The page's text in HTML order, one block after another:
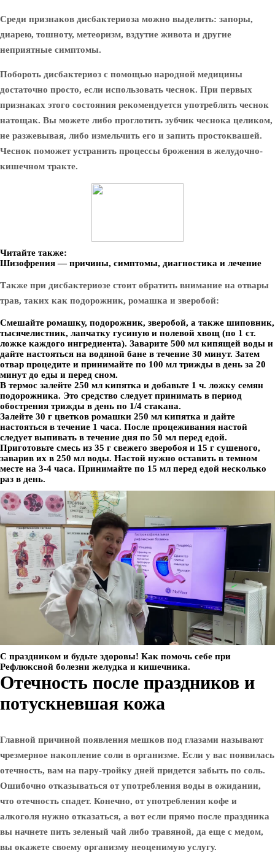
Среди признаков дисбактериоза можно выделить: запоры,
диарею, тошноту, метеоризм, вздутие живота и другие
неприятные симптомы.
Побороть дисбактериоз с помощью народной медицины
достаточно просто, если использовать чеснок. При первых
признаках этого состояния рекомендуется употреблять чеснок
натощак. Вы можете либо проглотить зубчик чеснока целиком,
не разжевывая, либо измельчить его и запить простоквашей.
Чеснок поможет устранить процессы брожения в желудочно-
кишечном тракте.
Читайте также:
Шизофрения — причины, симптомы, диагностика и лечение
Также при дисбактериозе стоит обратить внимание на отвары
трав, таких как подорожник, ромашка и зверобой:
Смешайте ромашку, подорожник, зверобой, а также шиповник,
тысячелистник, лапчатку гусиную и полевой хвощ (по 1 ст.
ложке каждого ингредиента). Заварите 500 мл кипящей воды и
дайте настояться на водяной бане в течение 30 минут. Затем
отвар процедите и принимайте по 100 мл трижды в день за 20
минут до еды и перед сном.
В термос залейте 250 мл кипятка и добавьте 1 ч. ложку семян
подорожника. Это средство следует принимать в период
обострения трижды в день по 1/4 стакана.
Залейте 30 г цветков ромашки 250 мл кипятка и дайте
настояться в течение 1 часа. После процеживания настой
следует выпивать в течение дня по 50 мл перед едой.
Приготовьте смесь из 35 г свежего зверобоя и 15 г сушеного,
заварив их в 250 мл воды. Настой нужно оставить в темном
месте на 3-4 часа. Принимайте по 15 мл перед едой несколько
раз в день.
С праздником и будьте здоровы! Как помочь себе при
Рефлюксной болезни желудка и кишечника.
Отечность после праздников и
потускневшая кожа
Главной причиной появления мешков под глазами называют
чрезмерное накопление соли в организме. Если у вас появилась
отечность, вам на пару-тройку дней придется забыть по соль.
Ошибочно отказываться от употребления воды в ожидании,
что отечность спадет. Конечно, от употребления кофе и
алкоголя нужно отказаться, а вот если прямо после праздника
вы начнете пить зеленый чай либо травяной, да еще с медом,
вы окажете своему организму неоценимую услугу.